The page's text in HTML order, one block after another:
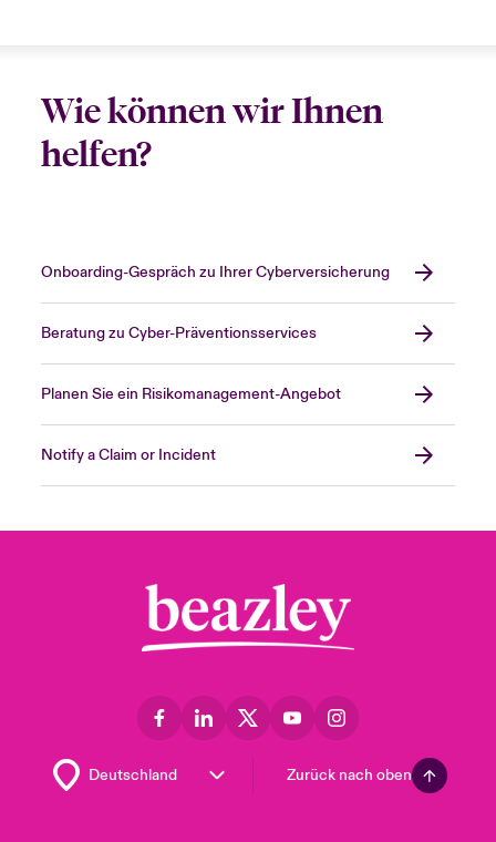
Wie können wir Ihnen
helfen?
Onboarding-Gespräch zu Ihrer Cyberversicherung
Beratung zu Cyber-Präventionsservices
Planen Sie ein Risikomanagement-Angebot
Notify a Claim or Incident
Zurück nach oben